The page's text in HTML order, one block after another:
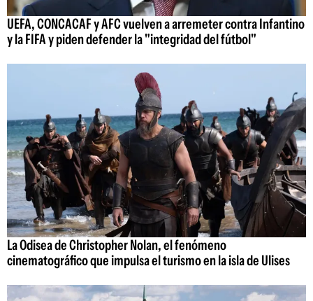
UEFA, CONCACAF y AFC vuelven a arremeter contra Infantino
y la FIFA y piden defender la "integridad del fútbol"
La Odisea de Christopher Nolan, el fenómeno
cinematográfico que impulsa el turismo en la isla de Ulises